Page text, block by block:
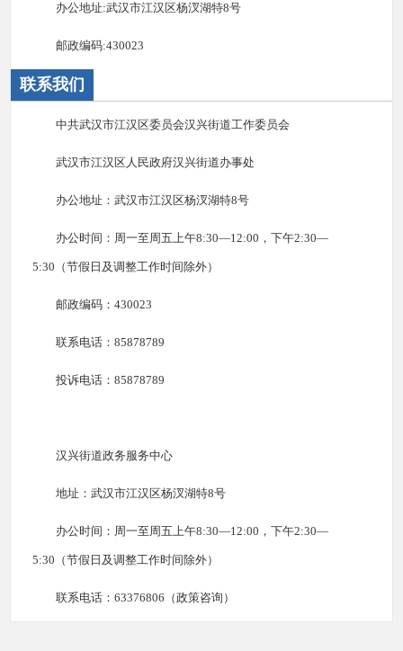
办公地址:武汉市江汉区杨汊湖特8号
邮政编码:430023
联系我们
中共武汉市江汉区委员会汉兴街道工作委员会
武汉市江汉区人民政府汉兴街道办事处
办公地址：武汉市江汉区杨汊湖特8号
办公时间：周一至周五上午8:30—12:00，下午2:30—
5:30（节假日及调整工作时间除外）
邮政编码：430023
联系电话：85878789
投诉电话：85878789
汉兴街道政务服务中心
地址：武汉市江汉区杨汊湖特8号
办公时间：周一至周五上午8:30—12:00，下午2:30—
5:30（节假日及调整工作时间除外）
联系电话：63376806（政策咨询）